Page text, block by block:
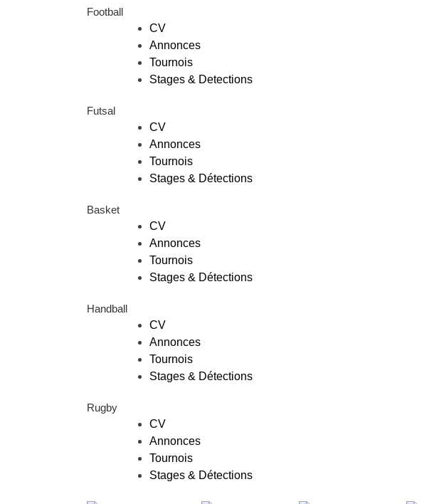
Football
CV
Annonces
Tournois
Stages & Detections
Futsal
CV
Annonces
Tournois
Stages & Détections
Basket
CV
Annonces
Tournois
Stages & Détections
Handball
CV
Annonces
Tournois
Stages & Détections
Rugby
CV
Annonces
Tournois
Stages & Détections